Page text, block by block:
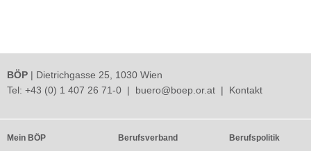
BÖP | Dietrichgasse 25, 1030 Wien
Tel: +43 (0) 1 407 26 71-0 | buero@boep.or.at | Kontakt
Mein BÖP
Berufsverband
Berufspolitik